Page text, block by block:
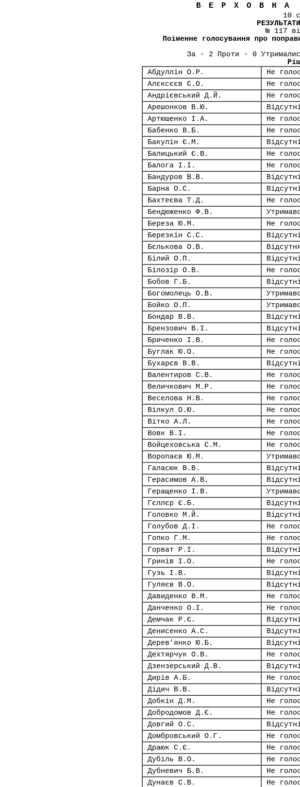
10
№ 117
Поіменне голосування про
За - 2 Проти - 0
Абдуллін О.Р.
Не
Алєксєєв С.О.
Не
Андрієвський Д.Й.
Не
Арешонков В.Ю.
Артюшенко І.А.
Не
Бабенко В.Б.
Не
Бакулін Є.М.
Балицький Є.В.
Не
Балога І.І.
Не
Бандуров В.В.
Барна О.С.
Бахтеєва Т.Д.
Не
Бендюженко Ф.В.
Береза Ю.М.
Не
Березкін С.С.
Бєлькова О.В.
Білий О.П.
Білозір О.В.
Не
Бобов Г.Б.
Богомолець О.В.
Бойко О.П.
Бондар В.В.
Брензович В.І.
Бриченко І.В.
Не
Буглак Ю.О.
Не
Бухарєв В.В.
Валентиров С.В.
Не
Величкович М.Р.
Не
Веселова Н.В.
Не
Вілкул О.Ю.
Не
Вітко А.Л.
Не
Вовк В.І.
Не
Войцеховська С.М.
Не
Воропаєв Ю.М.
Галасюк В.В.
Герасимов А.В.
Геращенко І.В.
Гєллєр Є.Б.
Головко М.Й.
Голубов Д.І.
Не
Гопко Г.М.
Не
Горват Р.І.
Гринів І.О.
Не
Гузь І.В.
Гуляєв В.О.
Давиденко В.М.
Не
Данченко О.І.
Не
Демчак Р.Є.
Денисенко А.С.
Дерев’янко Ю.Б.
Дехтярчук О.В.
Не
Дзензерський Д.В.
Дирів А.Б.
Не
Дідич В.В.
Добкін Д.М.
Не
Добродомов Д.Є.
Не
Довгий О.С.
Домбровський О.Г.
Не
Драюк С.Є.
Не
Дубіль В.О.
Не
Дубневич Б.В.
Не
Дунаєв С.В.
Не